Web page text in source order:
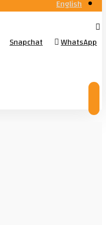
English
Snapchat
WhatsApp